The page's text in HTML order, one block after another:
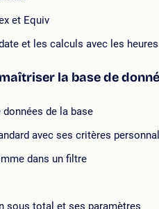
et Equiv
et les calculs avec les heures
la base de
données de la base
avec ses critères
dans un filtre